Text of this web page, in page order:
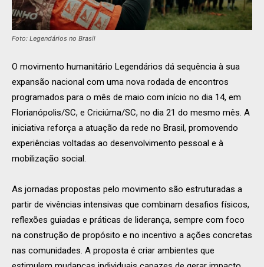
Foto: Legendários no Brasil
O movimento humanitário Legendários dá sequência à sua
expansão nacional com uma nova rodada de encontros
programados para o mês de maio com início no dia 14, em
Florianópolis/SC, e Criciúma/SC, no dia 21 do mesmo mês. A
iniciativa reforça a atuação da rede no Brasil, promovendo
experiências voltadas ao desenvolvimento pessoal e à
mobilização social.
As jornadas propostas pelo movimento são estruturadas a
partir de vivências intensivas que combinam desafios físicos,
reflexões guiadas e práticas de liderança, sempre com foco
na construção de propósito e no incentivo a ações concretas
nas comunidades. A proposta é criar ambientes que